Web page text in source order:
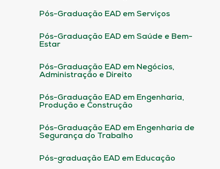
Pós-Graduação EAD em Serviços
Pós-Graduação EAD em Saúde e Bem-
Estar
Pós-Graduação EAD em Negócios,
Administração e Direito
Pós-Graduação EAD em Engenharia,
Produção e Construção
Pós-Graduação EAD em Engenharia de
Segurança do Trabalho
Pós-graduação EAD em Educação